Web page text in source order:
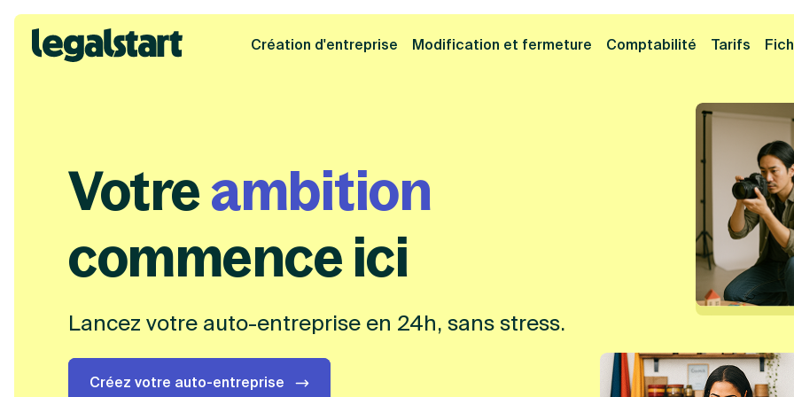
Cliquez ici pour reprendre votre démarche Fermer
Legalstart
Création d'entreprise Modification et fermeture Comptabilité Tarifs
Votre auto-entreprise commence
Votreliberté
commence ici
Lancez votre auto-entreprise en 24h, sans stress.
Créez votre auto-entreprise